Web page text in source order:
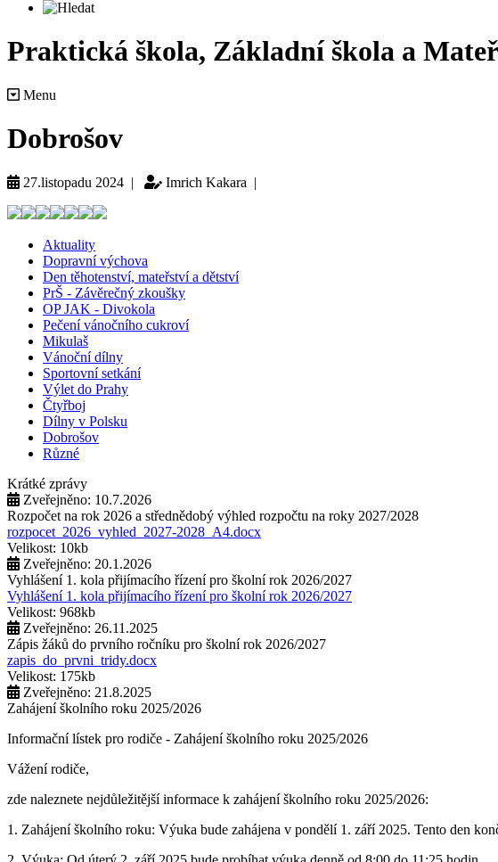
Praktická škola, Základní škola a
Menu
Dobrošov
27.listopadu 2024 | Imrich Kakara |
Aktuality
Dopravní výchova
Den těhotenství, mateřství a dětství
PrŠ - Závěrečný zkoušky
OP JAK - Divokola
Pečení vánočního cukroví
Mikulaš
Vánoční dílny
Sportovní setkání
Výlet do Prahy
Čtyřboj
Dílny v Polsku
Dobrošov
Různé
Krátké zprávy
Zveřejněno: 10.7.2026
Rozpočet na rok 2026 a střednědobý výhled rozpočtu na roky 2027/2028
rozpocet_2026_vyhled_2027-2028_A4.docx
Velikost: 10kb
Zveřejněno: 20.1.2026
Vyhlášení 1. kola přijímacího řízení pro školní rok 2026/2027
Vyhlášení 1. kola přijímacího řízení pro školní rok 2026/2027
Velikost: 968kb
Zveřejněno: 26.11.2025
Zápis žáků do prvního ročníku pro školní rok 2026/2027
zapis_do_prvni_tridy.docx
Velikost: 175kb
Zveřejněno: 21.8.2025
Zahájení školního roku 2025/2026
Informační lístek pro rodiče - Zahájení školního roku 2025/2026
Vážení rodiče,
zde naleznete nejdůležitější informace k zahájení školního roku 2025/2026:
1. Zahájení školního roku: Výuka bude zahájena v pondělí 1. září 2025. Tento den